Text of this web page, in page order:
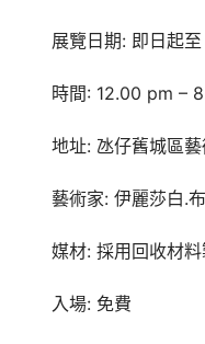
展覽日期: 即日起
時間: 12.00 pm –
地址: 氹仔舊城區
藝術家: 伊麗莎白.
媒材: 採用回收材
入場: 免費